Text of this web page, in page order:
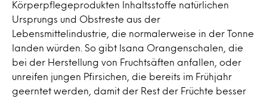
Körperpflegeprodukten Inhaltsstoffe natürlichen
Ursprungs und Obstreste aus der
Lebensmittelindustrie, die normalerweise in der Tonne
landen würden. So gibt Isana Orangenschalen, die
bei der Herstellung von Fruchtsäften anfallen, oder
unreifen jungen Pfirsichen, die bereits im Frühjahr
geerntet werden, damit der Rest der Früchte besser